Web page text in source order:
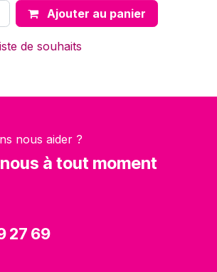
Ajouter au panier
de souhaits
nous aider ?
à tout moment
27 69